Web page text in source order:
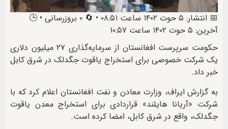
📅 انتشار: ۵ حوت ۱۴۰۲ ساعت ۰۸:۵۱ • 🔄 ۰ بروزرسانی • 🕒
آخرین: ۵ حوت ۱۴۰۲ ساعت ۱۰:۵۷
حکومت سرپرست افغانستان از سرمایه‌گذاری ۲۷ میلیون دلاری
یک شرکت خصوصی برای استخراج یاقوت جگدلک در شرق کابل
خبر داد.
به گزارش ایراف، وزارت معادن و نفت افغانستان اعلام کرد که با
شرکت «آریانا هایلند» قراردادی برای استخراج معدن یاقوت
جگدلک، واقع در شرق کابل، امضا کرده است.